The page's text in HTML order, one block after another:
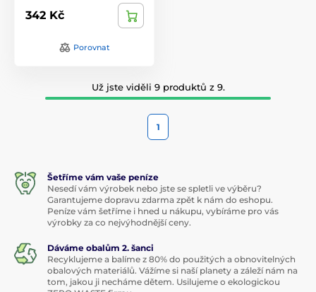
342 Kč
Porovnat
Už jste viděli 9 produktů z 9.
1
Šetříme vám vaše peníze
Nesedí vám výrobek nebo jste se spletli ve výběru?
Garantujeme dopravu zdarma zpět k nám do eshopu.
Peníze vám šetříme i hned u nákupu, vybíráme pro vás
výrobky za co nejvýhodnější ceny.
Dáváme obalům 2. šanci
Recyklujeme a balíme z 80% do použitých a obnovitelných
obalových materiálů. Vážíme si naší planety a záleží nám na
tom, jakou ji necháme dětem. Usilujeme o ekologickou